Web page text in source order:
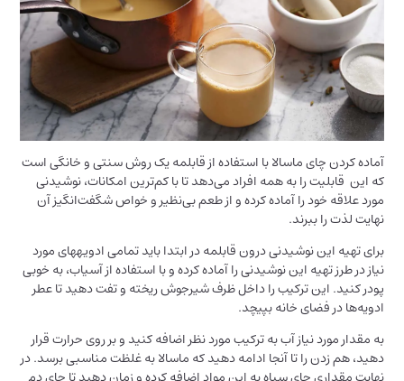
آماده کردن چای ماسالا با استفاده از قابلمه یک روش سنتی و خانگی است
که این قابلیت را به همه افراد می‌دهد تا با کم‌ترین امکانات، نوشیدنی
مورد علاقه خود را آماده کرده و از طعم بی‌نظیر و خواص شگفت‌انگیز آن
نهایت لذت را ببرند.
برای تهیه این نوشیدنی درون قابلمه در ابتدا باید تمامی ادویه‎های مورد
نیاز در طرز تهیه این نوشیدنی را آماده کرده و با استفاده از آسیاب، به خوبی
پودر کنید. این ترکیب را داخل ظرف شیرجوش ریخته و تفت دهید تا عطر
ادویه‌ها در فضای خانه بپیچد.
به مقدار مورد نیاز آب به ترکیب مورد نظر اضافه کنید و بر روی حرارت قرار
دهید، هم زدن را تا آنجا ادامه دهید که ماسالا به غلظت مناسبی برسد. در